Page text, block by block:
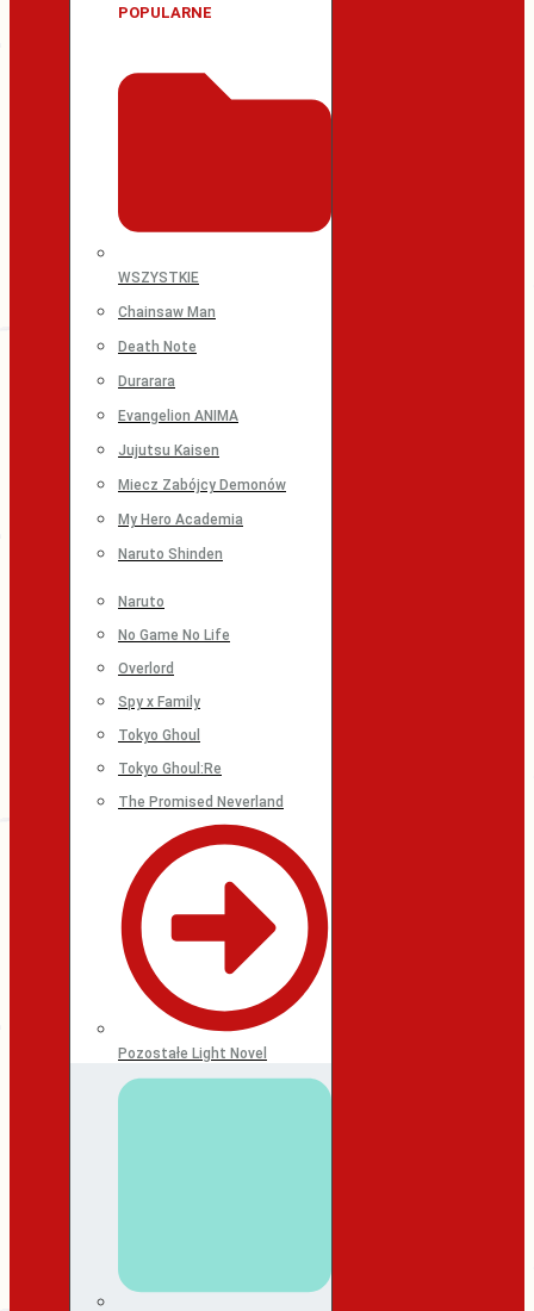
POPULARNE
WSZYSTKIE
Chainsaw Man
Death Note
Durarara
Evangelion ANIMA
Jujutsu Kaisen
Miecz Zabójcy Demonów
My Hero Academia
Naruto Shinden
Naruto
No Game No Life
Overlord
Spy x Family
Tokyo Ghoul
Tokyo Ghoul:Re
The Promised Neverland
Pozostałe Light Novel